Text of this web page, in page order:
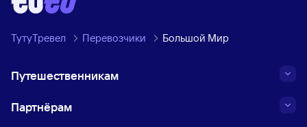
ТутуТревел Перевозчики Большой Мир
Путешественникам
Партнёрам